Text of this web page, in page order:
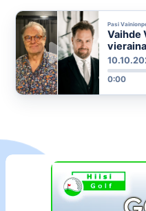
Pasi
Vaihde
kanssa
0:00